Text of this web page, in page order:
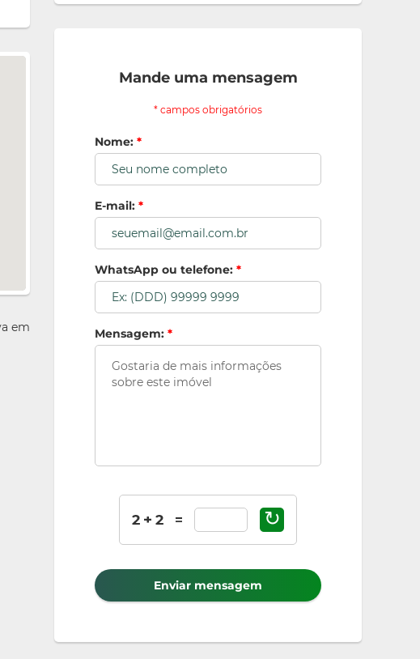
Mande uma mensagem
* campos obrigatórios
Nome:*
E-mail:*
WhatsApp ou telefone:*
Mensagem:*
↻
Enviar mensagem
em